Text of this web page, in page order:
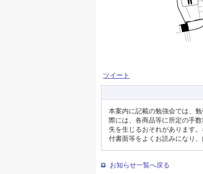
ツイート
本案内に記載の勉強会では、
際には、各商品等に所定の手
失を生じるおそれがあります
付書面等をよくお読みになり
お知らせ一覧へ戻る